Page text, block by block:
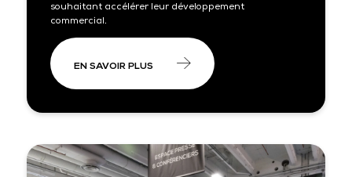
souhaitant accélérer leur développement
commercial.
EN SAVOIR PLUS